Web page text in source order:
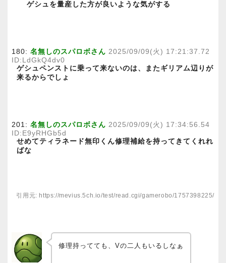
ゲシュを量産した方が良いような気がする
180: 名無しのスパロボさん 2025/09/09(火) 17:21:37.72
ID:LdGkQ4dv0
ゲシュペンストに乗って来ないのは、またギリアム辺りが
来るからでしょ
201: 名無しのスパロボさん 2025/09/09(火) 17:34:56.54
ID:E9yRHGb5d
せめてティラネード無印くん修理補給を持ってきてくれれ
ばな
引用元: https://mevius.5ch.io/test/read.cgi/gamerobo/1757398225/
修理持ってても、Vの二人もいるしなぁ